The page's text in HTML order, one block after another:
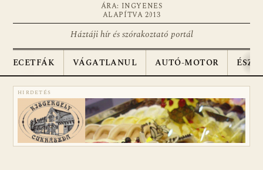
ÁRA: INGYENES
ALAPÍTVA 2013
Háztáji hír és szórakoztató portál
ECETFÁK VÁGATLANUL AUTÓ-MOTOR
HIRDETÉS